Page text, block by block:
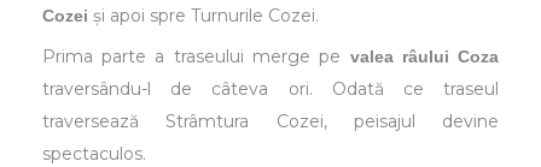
Cozei și apoi spre Turnurile Cozei.
Prima parte a traseului merge pe valea râului Coza
traversându-l de câteva ori. Odată ce traseul
traversează Strâmtura Cozei, peisajul devine
spectaculos.